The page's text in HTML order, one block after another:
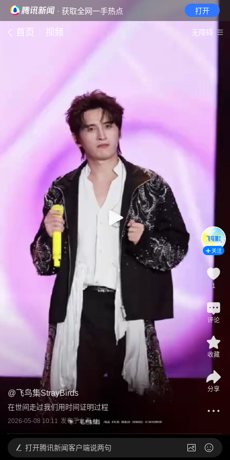
· 获取全网一手热点 打开
首页 视频 无障碍
@飞鸟集StrayBirds
在世间走过我们用时间证明过程
2026-05-08 10:11 发布于上海
关注
1
评论
收藏
分享
打开腾讯新闻客户端说两句